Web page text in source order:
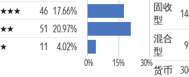
46 17.66%
51 20.97%
11
4.02%
0% 15% 30%
固收
型
混合
型
货币